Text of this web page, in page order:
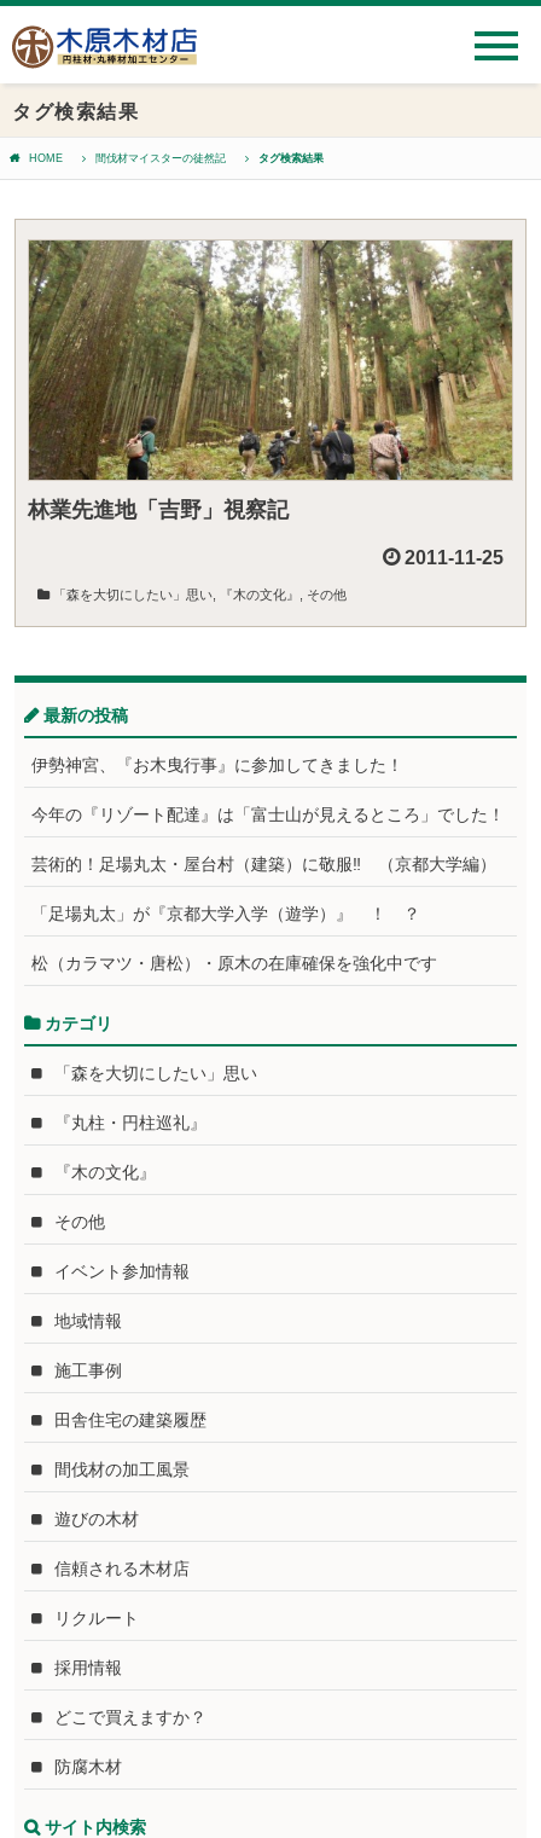
タグ検索結果
HOME 間伐材マイスターの徒然記 タグ検索結果
林業先進地「吉野」視察記
2011-11-25
「森を大切にしたい」思い 『木の文化』 その他
最新の投稿
伊勢神宮、『お木曳行事』に参加してきました！
今年の『リゾート配達』は「富士山が見えるところ」でした！
芸術的！足場丸太・屋台村（建築）に敬服‼ （京都大学編）
「足場丸太」が『京都大学入学（遊学）』 ！ ？
松（カラマツ・唐松）・原木の在庫確保を強化中です
カテゴリ
「森を大切にしたい」思い
『丸柱・円柱巡礼』
『木の文化』
その他
イベント参加情報
地域情報
施工事例
田舎住宅の建築履歴
間伐材の加工風景
遊びの木材
信頼される木材店
リクルート
採用情報
どこで買えますか？
防腐木材
サイト内検索